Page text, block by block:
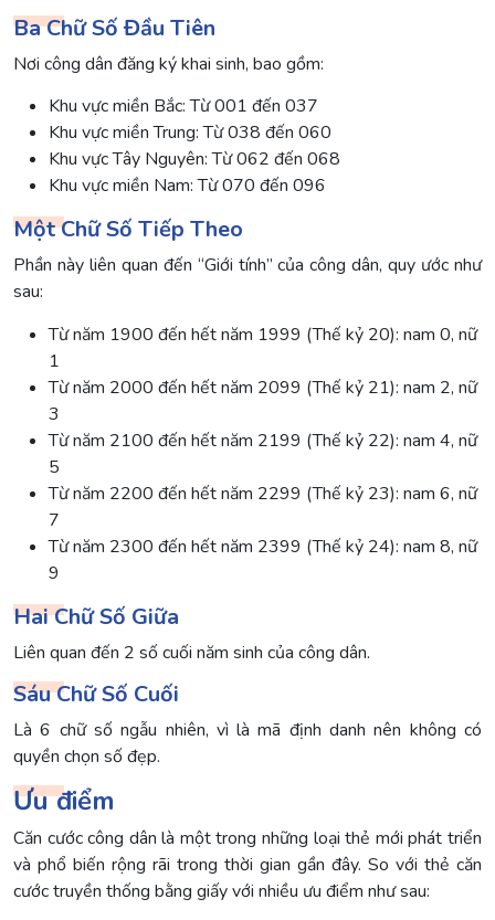
Ba Chữ Số Đầu Tiên
Nơi công dân đăng ký khai sinh, bao gồm:
Khu vực miền Bắc: Từ 001 đến 037
Khu vực miền Trung: Từ 038 đến 060
Khu vực Tây Nguyên: Từ 062 đến 068
Khu vực miền Nam: Từ 070 đến 096
Một Chữ Số Tiếp Theo
Phần này liên quan đến “Giới tính” của công dân, quy ước như
sau:
Từ năm 1900 đến hết năm 1999 (Thế kỷ 20): nam 0, nữ
1
Từ năm 2000 đến hết năm 2099 (Thế kỷ 21): nam 2, nữ
3
Từ năm 2100 đến hết năm 2199 (Thế kỷ 22): nam 4, nữ
5
Từ năm 2200 đến hết năm 2299 (Thế kỷ 23): nam 6, nữ
7
Từ năm 2300 đến hết năm 2399 (Thế kỷ 24): nam 8, nữ
9
Hai Chữ Số Giữa
Liên quan đến 2 số cuối năm sinh của công dân.
Sáu Chữ Số Cuối
Là 6 chữ số ngẫu nhiên, vì là mã định danh nên không có
quyền chọn số đẹp.
Ưu điểm
Căn cước công dân là một trong những loại thẻ mới phát triển
và phổ biến rộng rãi trong thời gian gần đây. So với thẻ căn
cước truyền thống bằng giấy với nhiều ưu điểm như sau: